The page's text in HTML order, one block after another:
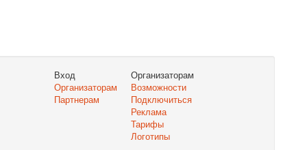
Вход
Организаторам
Партнерам
Организаторам
Возможности
Подключиться
Реклама
Тарифы
Логотипы